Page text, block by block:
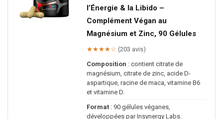
l’Énergie & la Libido –
Complément Végan au
Magnésium et Zinc, 90 Gélules
★★★★☆ (203 avis)
Composition : contient citrate de
magnésium, citrate de zinc, acide D-
aspartique, racine de maca, vitamine B6
et vitamine D.
Format : 90 gélules véganes,
développées par Insynergy Labs.